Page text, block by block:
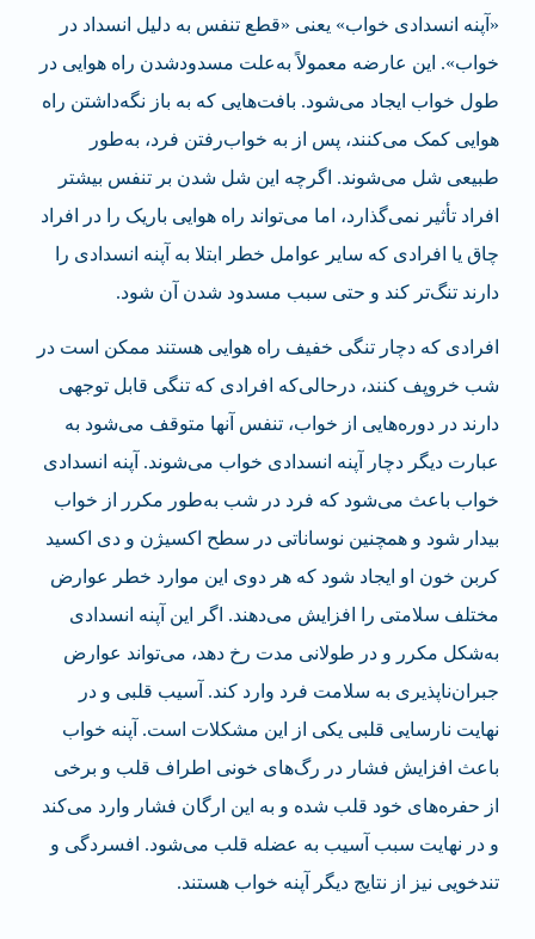
«آپنه انسدادی خواب» یعنی «قطع تنفس به دلیل انسداد در
خواب». این عارضه معمولاً به‌علت مسدودشدن راه هوایی در
طول خواب ایجاد می‌شود. بافت‌هایی که به باز نگه‌داشتن راه
هوایی کمک می‌کنند، پس از به خواب‌رفتن فرد، به‌طور
طبیعی شل می‌شوند. اگرچه این شل شدن بر تنفس بیشتر
افراد تأثیر نمی‌گذارد، اما می‌تواند راه هوایی باریک را در افراد
چاق یا افرادی که سایر عوامل خطر ابتلا به آپنه انسدادی را
دارند تنگ‌تر کند و حتی سبب مسدود شدن آن شود.
افرادی که دچار تنگی خفیف راه هوایی هستند ممکن است در
شب خروپف کنند، درحالی‌که افرادی که تنگی قابل توجهی
دارند در دوره‌هایی از خواب، تنفس آنها متوقف می‌شود به
عبارت دیگر دچار آپنه انسدادی خواب می‌شوند. آپنه انسدادی
خواب باعث می‌شود که فرد در شب به‌طور مکرر از خواب
بیدار شود و همچنین نوساناتی در سطح اکسیژن و دی اکسید
کربن خون او ایجاد شود که هر دوی این موارد خطر عوارض
مختلف سلامتی را افزایش می‌دهند. اگر این آپنه انسدادی
به‌شکل مکرر و در طولانی مدت رخ دهد، می‌تواند عوارض
جبران‌ناپذیری به سلامت فرد وارد کند. آسیب قلبی و در
نهایت نارسایی قلبی یکی از این مشکلات است. آپنه خواب
باعث افزایش فشار در رگ‌های خونی اطراف قلب و برخی
از حفره‌های خود قلب شده و به این ارگان فشار وارد می‌کند
و در نهایت سبب آسیب به عضله قلب می‌شود. افسردگی و
تندخویی نیز از نتایج دیگر آپنه خواب هستند.